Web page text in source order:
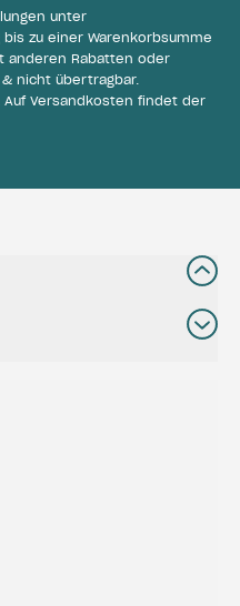
unter
bis zu einer Warenkorbsumme
anderen Rabatten oder
nicht übertragbar.
Auf Versandkosten findet der